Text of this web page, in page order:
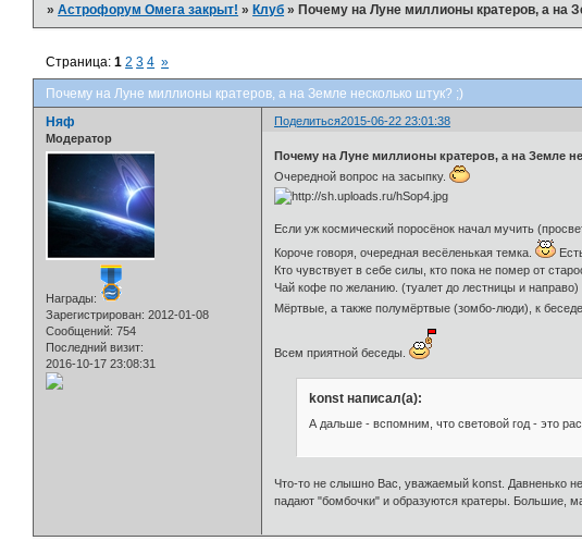
»Астрофорум Омега закрыт! »Клуб »Почему на Луне миллионы кратеров, а на
Почему на Луне миллионы кратеров, а на Земле несколько штук? ;)
Страница:1 2 3 4 »
Поделиться2015-06-22 23:01:38
Няф
Модератор
Награды:
Зарегистрирован: 2012-01-08
Сообщений: 754
Последний визит:
2016-10-17 23:08:31
Почему на Луне миллионы кратеров, а на Земле
Очередной вопрос на засыпку.
Если уж космический поросёнок начал мучить
Короче говоря, очередная весёленькая темка.
Кто чувствует в себе силы, кто пока не помер от
Чай кофе по желанию. (туалет до лестницы и направо)
Мёртвые, а также полумёртвые (зомбо-люди), к
Всем приятной беседы.
konst написал(а):
А дальше - вспомним, что световой год - это
Что-то не слышно Вас, уважаемый konst. Давненько
падают "бомбочки" и образуются кратеры. Большие,